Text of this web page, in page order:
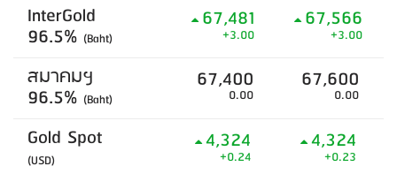
InterGold
96.5% (Baht)
67,481
+3.00
67,566
+3.00
สมาคมฯ
96.5% (Baht)
67,400
0.00
67,600
0.00
Gold Spot
(USD)
4,324
+0.24
4,324
+0.23